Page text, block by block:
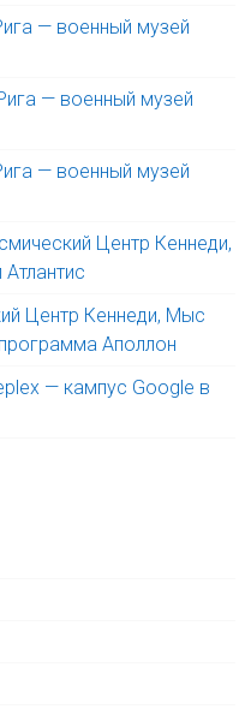
— военный музей
— военный музей
— военный музей
Центр Кеннеди,
Центр Кеннеди, Мыс
Аполлон
— кампус Google в